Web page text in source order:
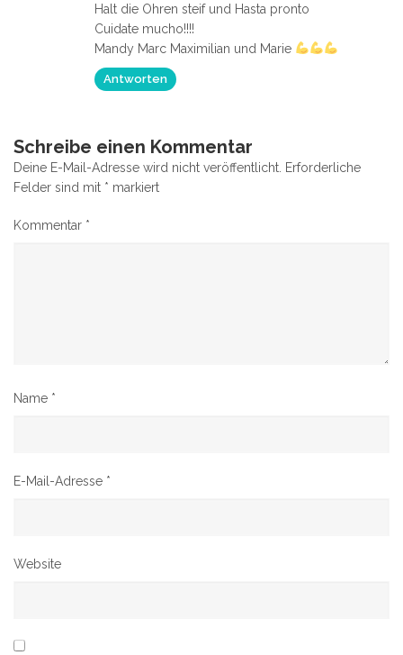
Halt die Ohren steif und Hasta pronto
Cuidate mucho!!!!
Mandy Marc Maximilian und Marie
Antworten
Schreibe einen Kommentar
Deine E-Mail-Adresse wird nicht veröffentlicht. Erforderliche
Felder sind mit * markiert
Kommentar *
Name *
E-Mail-Adresse *
Website